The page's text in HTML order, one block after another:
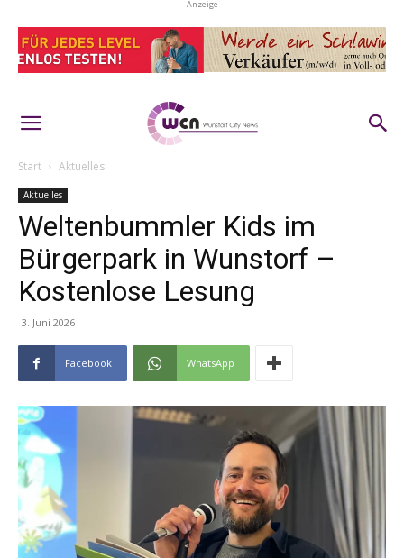
Anzeige
Start Aktuelles
Aktuelles
Weltenbummler Kids im
Bürgerpark in Wunstorf –
Kostenlose Lesung
3. Juni 2026
Facebook WhatsApp